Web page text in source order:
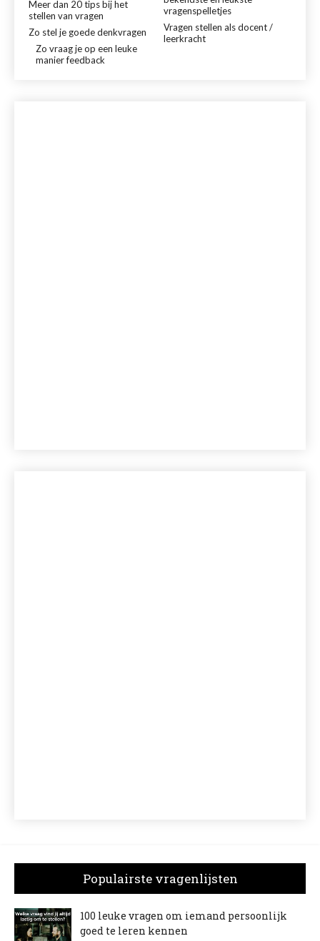
vragenspelletjes
Meer dan 20 tips bij het
stellen van vragen
Vragen stellen als docent /
leerkracht
Zo stel je goede denkvragen
Zo vraag je op een leuke
manier feedback
Populairste vragenlijsten
100 leuke vragen om iemand persoonlijk
goed te leren kennen